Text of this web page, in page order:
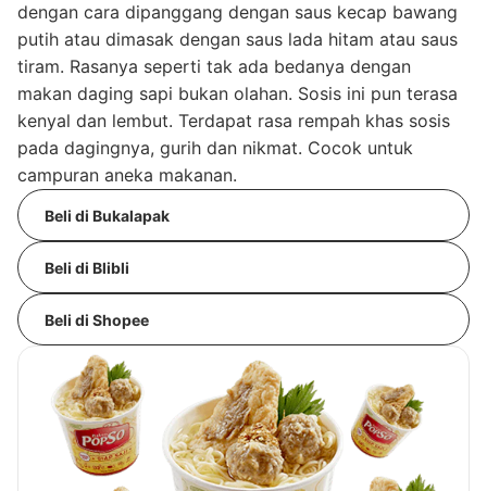
dengan cara dipanggang dengan saus kecap bawang
putih atau dimasak dengan saus lada hitam atau saus
tiram. Rasanya seperti tak ada bedanya dengan
makan daging sapi bukan olahan. Sosis ini pun terasa
kenyal dan lembut. Terdapat rasa rempah khas sosis
pada dagingnya, gurih dan nikmat. Cocok untuk
campuran aneka makanan.
Beli di Bukalapak
Beli di Blibli
Beli di Shopee